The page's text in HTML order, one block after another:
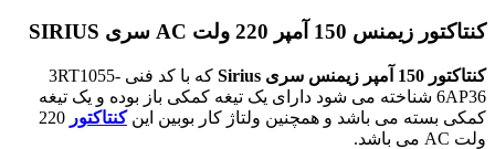
کنتاکتور زیمنس 150 آمپر 220 ولت AC سری SIRIUS
کنتاکتور 150 آمپر زیمنس سری Sirius
که با کد فنی 3RT1055-
6AP36 شناخته می شود دارای یک تیغه کمکی باز بوده و یک تیغه
کمکی بسته می باشد و همچنین ولتاژ کار بوبین اینکنتاکتور 220
ولت AC می باشد.